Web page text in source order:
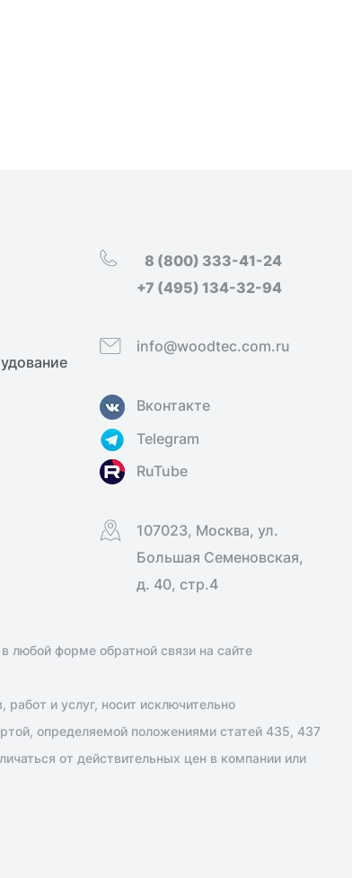
8 (800) 333-41-24
+7 (495) 134-32-94
info@woodtec.com.ru
Вконтакте
Telegram
RuTube
107023, Москва, ул.
Большая Семеновская,
д. 40, стр.4
любой форме обратной связи на сайте
и услуг, носит исключительно
определяемой положениями статей 435, 437
от действительных цен в компании или